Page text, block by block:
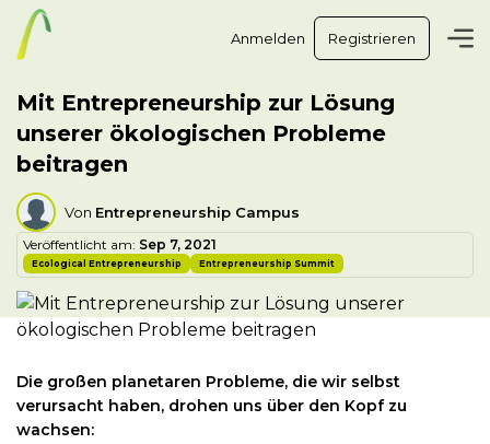
Anmelden Registrieren
Mit Entrepreneurship zur Lösung
unserer ökologischen Probleme
beitragen
Veröffentlicht am: Sep 7, 2021
Ecological Entrepreneurship Entrepreneurship Summit
Von Entrepreneurship Campus
Die großen planetaren Probleme, die wir selbst
verursacht haben, drohen uns über den Kopf zu
wachsen: